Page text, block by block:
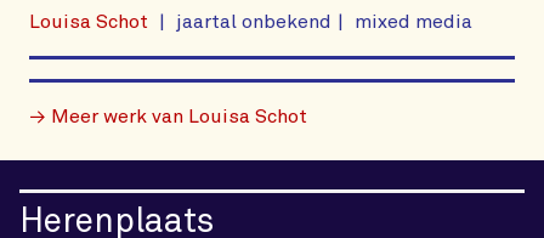
Louisa Schot jaartal onbekend mixed media
→ Meer werk van Louisa Schot
Herenplaats